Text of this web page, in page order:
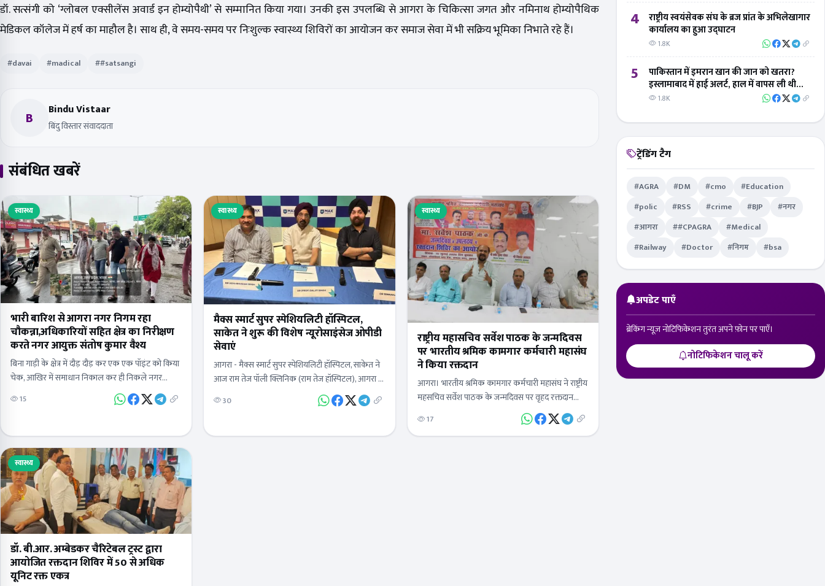
डॉ. सत्संगी को ‘ग्लोबल एक्सीलेंस अवार्ड इन होम्योपैथी’ से सम्मानित किया गया। उनकी इस उपलब्धि से आगरा के चिकित्सा जगत और नमिनाथ होम्योपैथिक
मेडिकल कॉलेज में हर्ष का माहौल है। साथ ही, वे समय-समय पर निःशुल्क स्वास्थ्य शिविरों का आयोजन कर समाज सेवा में भी सक्रिय भूमिका निभाते रहे हैं।
#davai #madical ##satsangi
B Bindu Vistaar
बिंदु विस्तार संवाददाता
संबंधित खबरें
स्वास्थ्य
भारी बारिश से आगरा नगर निगम रहा
चौकन्ना,अधिकारियों सहित क्षेत्र का निरीक्षण
करते नगर आयुक्त संतोष कुमार वैश्य
बिना गाड़ी के क्षेत्र में दौड़ दौड़ कर एक एक पॉइंट को किया
चेक, आखिर में समाधान निकाल कर ही निकले नगर
आयुक्तबारिश के बीच सड़कों पर उतरी…
15
स्वास्थ्य
मैक्स स्मार्ट सुपर स्पेशियलिटी हॉस्पिटल,
साकेत ने शुरू की विशेष न्यूरोसाइंसेज ओपीडी
सेवाएं
आगरा - मैक्स स्मार्ट सुपर स्पेशियलिटी हॉस्पिटल, साकेत ने
आज राम तेज पॉली क्लिनिक (राम तेज हॉस्पिटल), आगरा में
अपनी विशेष न्यूरोसाइंसेज ओपीडी सेवाओं की शुरुआत की।
इस…
30
स्वास्थ्य
राष्ट्रीय महासचिव सर्वेश पाठक के जन्मदिवस
पर भारतीय श्रमिक कामगार कर्मचारी महासंघ
ने किया रक्तदान
आगरा। भारतीय श्रमिक कामगार कर्मचारी महासंघ ने राष्ट्रीय
महसचिव सर्वेश पाठक के जन्मदिवस पर वृहद रक्तदान
शिविर का आयोजन लोकहितम ब्लड बैंक कमला नगर पर
आयोजित किया। जिसमें…
17
स्वास्थ्य
डॉ. बी.आर. अम्बेडकर चैरिटेबल ट्रस्ट द्वारा
आयोजित रक्तदान शिविर में 50 से अधिक
यूनिट रक्त एकत्र
4
राष्ट्रीय स्वयंसेवक संघ के ब्रज प्रांत के अभिलेखागार
कार्यालय का हुआ उद्घाटन
1.8K
5
पाकिस्तान में इमरान खान की जान को खतरा?
इस्लामाबाद में हाई अलर्ट, हाल में वापस ली थी
सुरक्षा
1.8K
ट्रेंडिंग टैग
#AGRA #DM #cmo
#Education
#polic
#RSS #crime #BJP
#नगर
#आगरा
##CPAGRA
#Medical
#Railway
#Doctor #निगम #bsa
अपडेट पाएँ
ब्रेकिंग न्यूज़ नोटिफिकेशन तुरंत अपने फ़ोन पर पाएँ।
नोटिफिकेशन चालू करें